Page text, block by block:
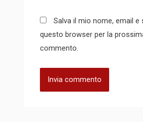
Salva il mio nome, email e
questo browser per la
commento.